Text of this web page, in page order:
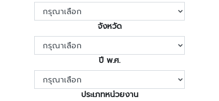
จังหวัด
ปี พ.ศ.
ประเภทหน่วยงาน